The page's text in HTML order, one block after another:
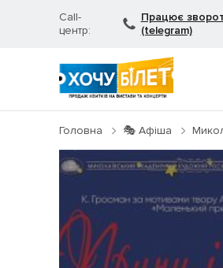
Call-
центр:
Працює
(telegram)
Головна 🎭 Афіша